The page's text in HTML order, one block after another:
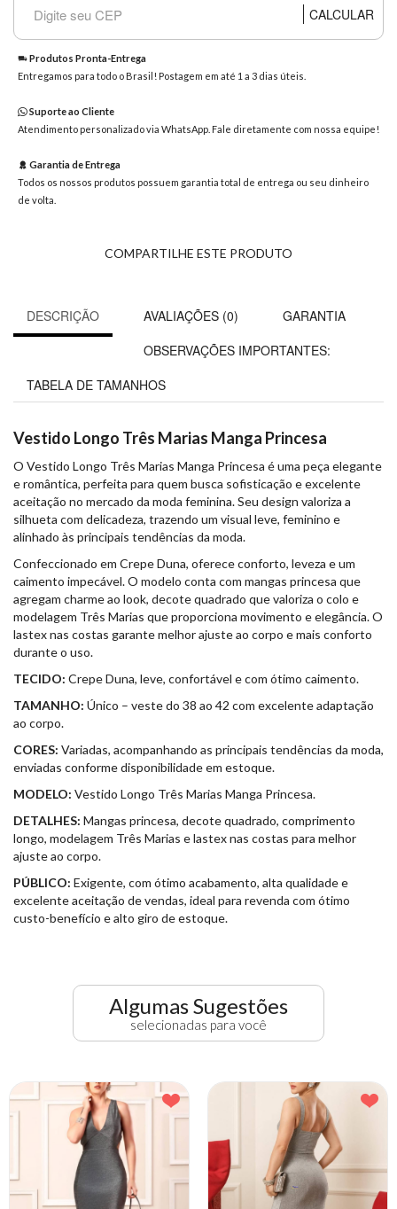
8363
Chat
nos uma
mensagem
CALCULAR
Produtos Pronta-Entrega
Entregamos para todo o Brasil! Postagem em até 1 a 3 dias úteis.
Suporte ao Cliente
Atendimento personalizado via WhatsApp. Fale diretamente com nossa equipe!
Garantia de Entrega
Todos os nossos produtos possuem garantia total de entrega ou seu dinheiro
de volta.
COMPARTILHE ESTE PRODUTO
DESCRIÇÃO AVALIAÇÕES (0)
GARANTIA
OBSERVAÇÕES IMPORTANTES:
TABELA DE TAMANHOS
Vestido Longo Três Marias Manga Princesa
O Vestido Longo Três Marias Manga Princesa é uma peça elegante
e romântica, perfeita para quem busca sofisticação e excelente
aceitação no mercado da moda feminina. Seu design valoriza a
silhueta com delicadeza, trazendo um visual leve, feminino e
alinhado às principais tendências da moda.
Confeccionado em Crepe Duna, oferece conforto, leveza e um
caimento impecável. O modelo conta com mangas princesa que
agregam charme ao look, decote quadrado que valoriza o colo e
modelagem Três Marias que proporciona movimento e elegância. O
lastex nas costas garante melhor ajuste ao corpo e mais conforto
durante o uso.
TECIDO: Crepe Duna, leve, confortável e com ótimo caimento.
TAMANHO: Único – veste do 38 ao 42 com excelente adaptação
ao corpo.
CORES: Variadas, acompanhando as principais tendências da moda,
enviadas conforme disponibilidade em estoque.
MODELO: Vestido Longo Três Marias Manga Princesa.
DETALHES: Mangas princesa, decote quadrado, comprimento
longo, modelagem Três Marias e lastex nas costas para melhor
ajuste ao corpo.
PÚBLICO: Exigente, com ótimo acabamento, alta qualidade e
excelente aceitação de vendas, ideal para revenda com ótimo
custo-benefício e alto giro de estoque.
Algumas Sugestões
selecionadas para você